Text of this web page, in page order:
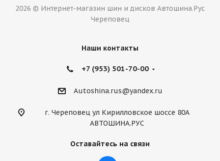
2026 © Интернет-магазин шин и дисков Автошина.Рус
Череповец
Наши контакты
+7 (953) 501-70-00
Autoshina.rus@yandex.ru
г. Череповец ул Кирилловское шоссе 80А
АВТОШИНА.РУС
Оставайтесь на связи